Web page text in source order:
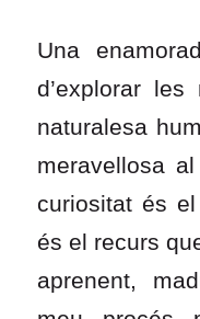
Una
d’explorar
naturalesa
meravellosa
curiositat és
és el recurs
aprenent,